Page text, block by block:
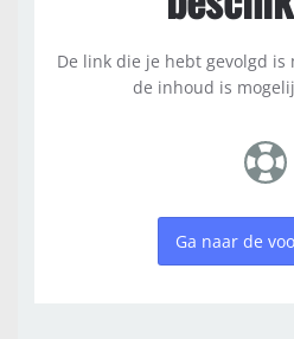
De link die je hebt gevolgd
de inhoud is
Ga naar de